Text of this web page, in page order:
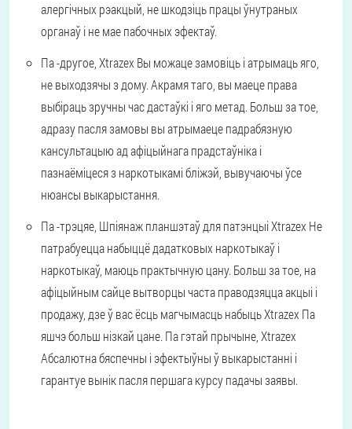
алергічных рэакцый, не шкодзіць працы ўнутраных
органаў і не мае пабочных эфектаў.
Па -другое,Xtrazex Вы можаце замовіць і атрымаць яго,
не выходзячы з дому. Акрамя таго, вы маеце права
выбіраць зручны час дастаўкі і яго метад. Больш за тое,
адразу пасля замовы вы атрымаеце падрабязную
кансультацыю ад афіцыйнага прадстаўніка і
пазнаёміцеся з наркотыкамі бліжэй, вывучаючы ўсе
нюансы выкарыстання.
Па -трэцяе, Шпіянаж планшэтаў для патэнцыі Xtrazex Не
патрабуецца набыццё дадатковых наркотыкаў і
наркотыкаў, маюць практычную цану. Больш за тое, на
афіцыйным сайце вытворцы часта праводзяцца акцыі і
продажу, дзе ў вас ёсць магчымасць набыць Xtrazex Па
яшчэ больш нізкай цане. Па гэтай прычыне, Xtrazex
Абсалютна бяспечны і эфектыўны ў выкарыстанні і
гарантуе вынік пасля першага курсу падачы заявы.